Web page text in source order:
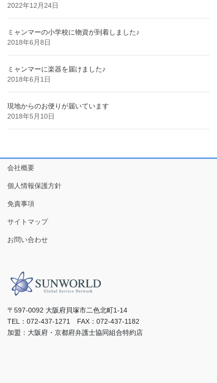
2022年12月24日
ミャンマーの小学校に物資が到着しました♪
2018年6月8日
ミャンマーに楽器を届けました♪
2018年6月1日
現地からのお便りが届いています
2018年5月10日
会社概要
個人情報保護方針
免責事項
サイトマップ
お問い合わせ
〒597-0092 ⼤阪府⾙塚市⼆⾊北町1-14
TEL：072-437-1271 FAX：072-437-1182
加盟：⼤阪府・京都府弁護⼠協同組合特約店